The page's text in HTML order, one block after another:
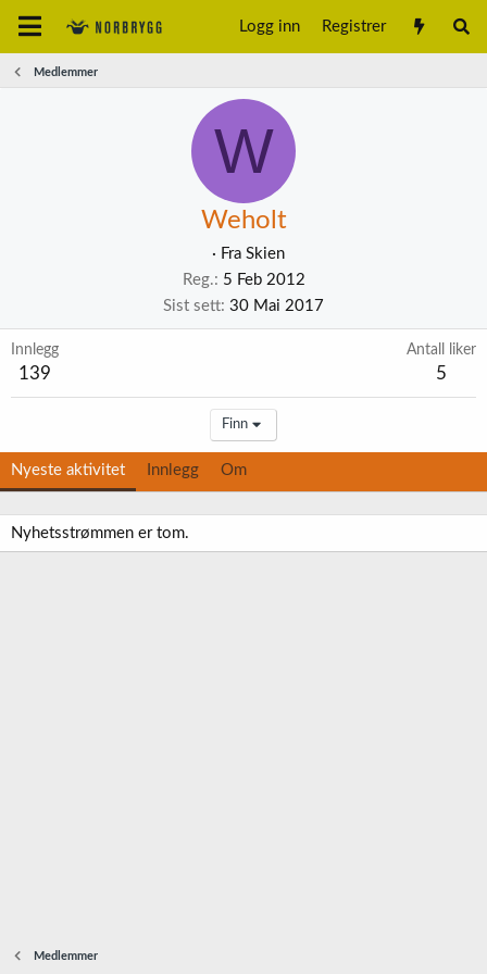
Logg inn Registrer
Medlemmer
W
Weholt
· Fra Skien
Reg.
5 Feb 2012
Sist sett 30 Mai 2017
Innlegg
139
Antall liker
5
Finn
Nyeste aktivitet Innlegg Om
Nyhetsstrømmen er tom.
Medlemmer